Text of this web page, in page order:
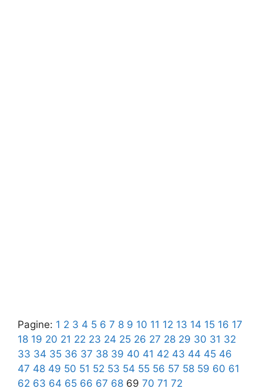
Pagine: 1 2 3 4 5 6 7 8 9 10 11 12 13 14 15 16 17
18 19 20 21 22 23 24 25 26 27 28 29 30 31 32
33 34 35 36 37 38 39 40 41 42 43 44 45 46
47 48 49 50 51 52 53 54 55 56 57 58 59 60 61
62 63 64 65 66 67 68 69 70 71 72